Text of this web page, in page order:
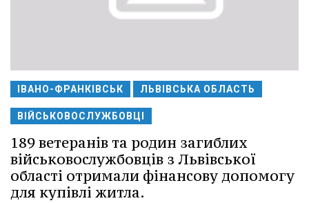
ІВАНО-ФРАНКІВСЬК ЛЬВІВСЬКА ОБЛАСТЬ
ВІЙСЬКОВОСЛУЖБОВЦІ
189 ветеранів та родин загиблих
військовослужбовців з Львівської
області отримали фінансову допомогу
для купівлі житла.